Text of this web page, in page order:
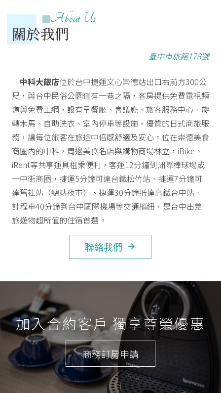
About Us
關於我們
臺中市旅館178號
中科大飯店位於台中捷運文心崇德站出口右前方300公
尺，與台中民俗公園僅有一巷之隔，客房提供免費電視頻
道與免費上網，設有早餐廳、會議廳、旅客服務中心、旋
轉木馬、自助洗衣、室內停車等設施，優質的日式商旅服
務，讓每位旅客在旅途中倍感舒適及安心。位在崇德美食
商圈內的中科，周邊美食名店與購物商場林立，iBike、
iRent等共享運具租乘便利，客運12分鐘到洲際棒球場或
一中街商圈，捷運5分鐘可達台鐵松竹站、捷運7分鐘可
達舊社站（總站夜市）、捷運30分鐘抵達高鐵台中站、
計程車40分鐘到台中國際機場等交通樞紐，是台中出差
旅遊物超所值的住宿首選。
聯絡我們 arrow_forward
加入合約客戶 獨享尊榮優惠
商務訂房申請